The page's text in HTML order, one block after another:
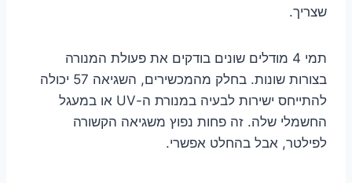
שצריך.
תמי 4 מודלים שונים בודקים את פעולת המנורה
בצורות שונות. בחלק מהמכשירים, השגיאה 57 יכולה
להתייחס ישירות לבעיה במנורת ה-UV או במעגל
החשמלי שלה. זה פחות נפוץ משגיאה הקשורה
לפילטר, אבל בהחלט אפשרי.